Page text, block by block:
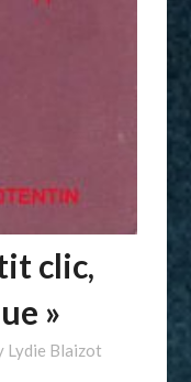
clic,
»
Lydie Blaizot